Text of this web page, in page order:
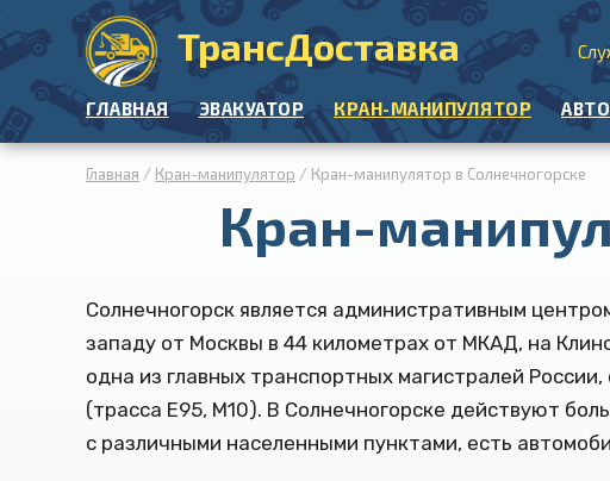
ТрансДоставка
ГЛАВНАЯ ЭВАКУАТОР КРАН-МАНИПУЛЯТОР
Главная / Кран-манипулятор / Кран-манипулятор в Солнечногорске
Кран-
Солнечногорск является административным
западу от Москвы в 44 километрах от МКАД, на
одна из главных транспортных магистралей
(трасса Е95, М10). В Солнечногорске действуют
с различными населенными пунктами, есть